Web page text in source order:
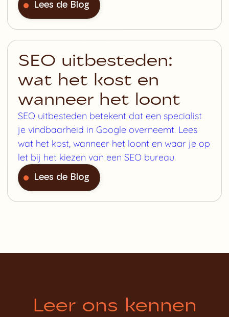
Lees de Blog
SEO uitbesteden:
wat het kost en
wanneer het loont
SEO uitbesteden betekent dat een specialist
je vindbaarheid in Google overneemt. Lees
wat het kost, wanneer het loont en waar je op
let bij het kiezen van een SEO bureau.
Lees de Blog
Leer ons kennen